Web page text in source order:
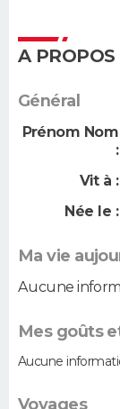
A PROPOS
Général
Prénom Nom
:
Vit à :
Née le :
Ma vie
Aucune
Mes goûts
Aucune
Voyages